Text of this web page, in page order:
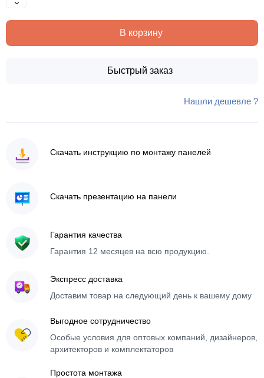
В корзину
Быстрый заказ
Нашли дешевле ?
Скачать инструкцию по монтажу панелей
Скачать презентацию на панели
Гарантия качества
Гарантия 12 месяцев на всю продукцию.
Экспресс доставка
Доставим товар на следующий день к вашему дому
Выгодное сотрудничество
Особые условия для оптовых компаний, дизайнеров,
архитекторов и комплектаторов
Простота монтажа